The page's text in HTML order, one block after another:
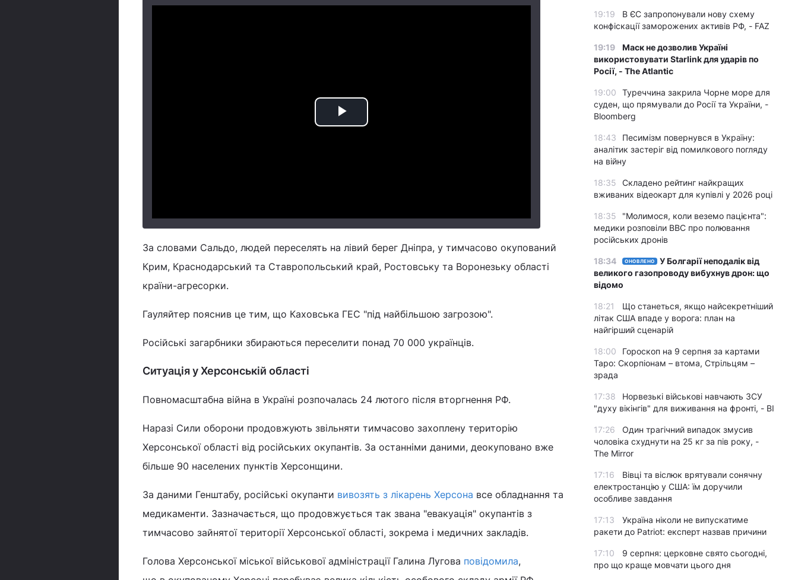
Play
За словами Сальдо, людей переселять на лівий берег Дніпра, у тимчасово окупований
Крим, Краснодарський та Ставропольський край, Ростовську та Воронезьку області
країни-агресорки.
Гауляйтер пояснив це тим, що Каховська ГЕС "під найбільшою загрозою".
Російські загарбники збираються переселити понад 70 000 українців.
Ситуація у Херсонській області
Повномасштабна війна в Україні розпочалась 24 лютого після вторгнення РФ.
Наразі Сили оборони продовжують звільняти тимчасово захоплену територію
Херсонської області від російських окупантів. За останніми даними, деокуповано вже
більше 90 населених пунктів Херсонщини.
За даними Генштабу, російські окупанти вивозять з лікарень Херсона все обладнання та
медикаменти. Зазначається, що продовжується так звана "евакуація" окупантів з
тимчасово зайнятої території Херсонської області, зокрема і медичних закладів.
Голова Херсонської міської військової адміністрації Галина Лугова повідомила,
19:19
В ЄС запропонували нову схему
конфіскації заморожених активів РФ, - FAZ
19:19
Маск не дозволив Україні
використовувати Starlink для ударів по
Росії, - The Atlantic
19:00
Туреччина закрила Чорне море для
суден, що прямували до Росії та України, -
Bloomberg
18:43
Песимізм повернувся в Україну:
аналітик застеріг від помилкового погляду
на війну
18:35
Складено рейтинг найкращих
вживаних відеокарт для купівлі у 2026 році
18:35
"Молимося, коли веземо пацієнта":
медики розповіли BBC про полювання
російських дронів
18:34 ОНОВЛЕНО
У Болгарії неподалік від
великого газопроводу вибухнув дрон: що
відомо
18:21
Що станеться, якщо найсекретніший
літак США впаде у ворога: план на
найгірший сценарій
18:00
Гороскоп на 9 серпня за картами
Таро: Скорпіонам – втома, Стрільцям –
зрада
17:38
Норвезькі військові навчають ЗСУ
"духу вікінгів" для виживання на фронті, - BI
17:26
Один трагічний випадок змусив
чоловіка схуднути на 25 кг за пів року, -
The Mirror
17:16
Вівці та віслюк врятували сонячну
електростанцію у США: їм доручили
особливе завдання
17:13
Україна ніколи не випускатиме
ракети до Patriot: експерт назвав причини
17:10
9 серпня: церковне свято сьогодні,
про що краще мовчати цього дня